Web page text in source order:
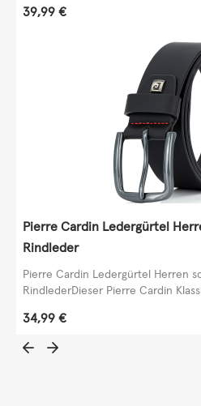
Regulärer Preis:
39,99 €
Pierre Cardin Ledergürtel
Rindleder
Pierre Cardin Ledergürtel Herren
RindlederDieser Pierre Cardin
Regulärer Preis:
34,99 €